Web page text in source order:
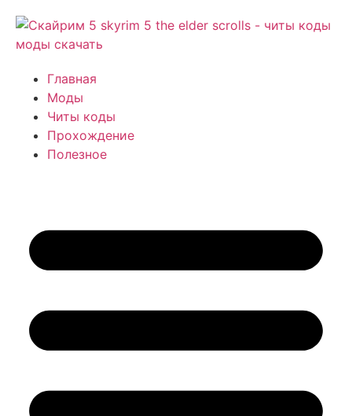
Главная
Моды
Читы коды
Прохождение
Полезное